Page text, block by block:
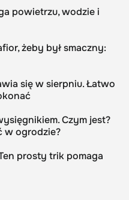
powietrzu, wodzie i
żeby był smaczny:
się w sierpniu. Łatwo
Czym jest?
w ogrodzie?
prosty trik pomaga